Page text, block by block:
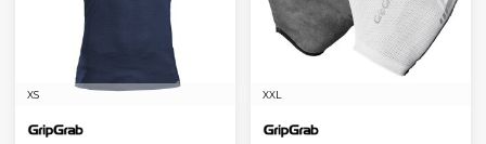
XS XXL